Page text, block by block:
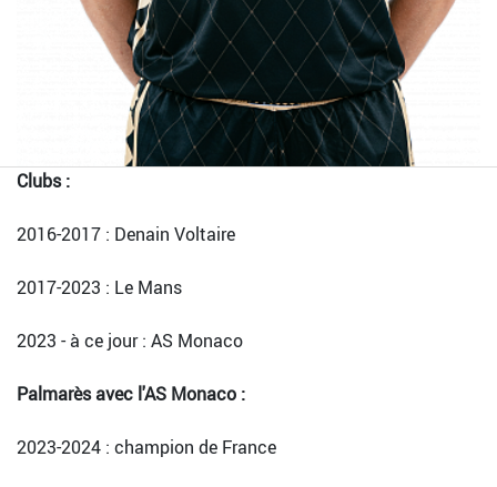
Clubs :
2016-2017 : Denain Voltaire
2017-2023 : Le Mans
2023 - à ce jour : AS Monaco
Palmarès avec l'AS Monaco :
2023-2024 : champion de France